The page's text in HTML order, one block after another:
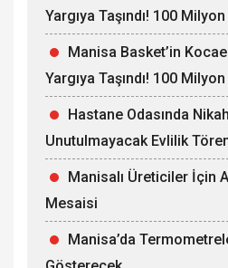
Yargıya Taşındı! 100 Milyon
Manisa Basket’in
Yargıya Taşındı! 100 Milyon
Hastane Odasında
Unutulmayacak Evlilik
Manisalı Üreticiler İçin
Mesaisi
Manisa’da